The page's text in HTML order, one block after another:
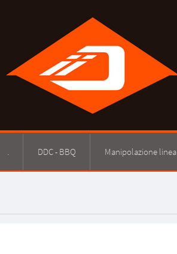
. DDC - BBQ Manipolazione linea